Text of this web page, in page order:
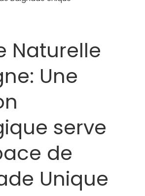
Naturelle
Une
serve
de
Unique